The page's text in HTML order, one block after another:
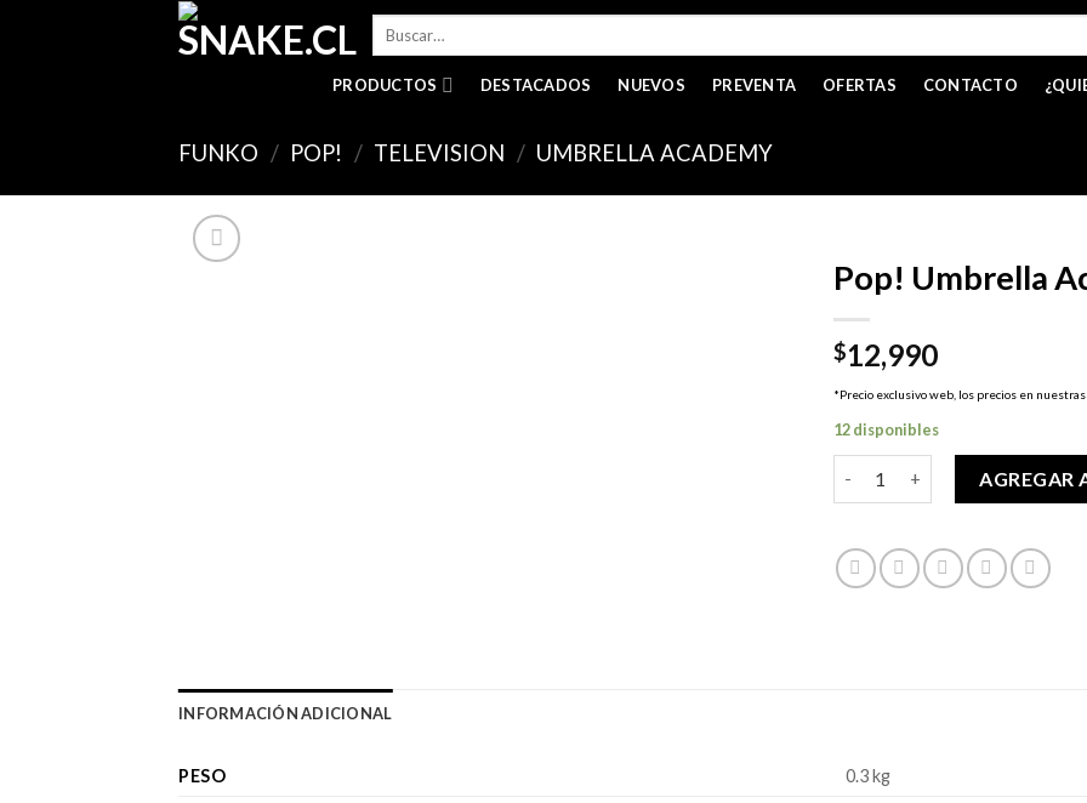
Buscar
PRODUCTOS DESTACADOS NUEVOS PREVENTA OFERTAS CONTACTO
FUNKO / POP! / TELEVISION / UMBRELLA ACADEMY
Pop! Umbrella
$12,990
*Precio exclusivo web, los precios en
12 disponibles
AGREGAR
INFORMACIÓN ADICIONAL
PESO
0.3 kg